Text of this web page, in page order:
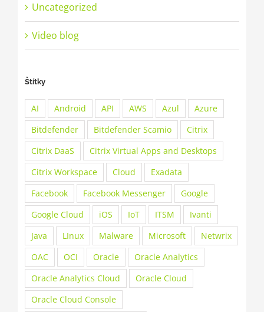
Uncategorized
Video blog
Štítky
AI Android API AWS Azul
Azure
Bitdefender
Bitdefender Scamio
Citrix
Citrix DaaS
Citrix Virtual Apps and Desktops
Citrix Workspace
Cloud
Exadata
Facebook
Facebook Messenger
Google
Google Cloud
iOS IoT ITSM
Ivanti
Java
LInux Malware Microsoft
Netwrix
OAC
OCI Oracle
Oracle Analytics
Oracle Analytics Cloud
Oracle Cloud
Oracle Cloud Console